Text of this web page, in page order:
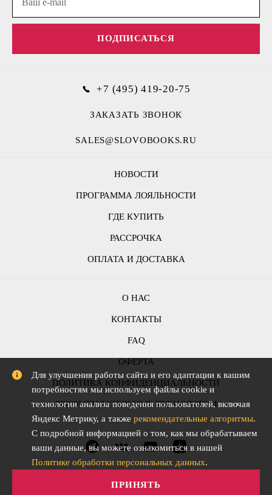
НОВОСТИ
ПРОГРАММА ЛОЯЛЬНОСТИ
ГДЕ КУПИТЬ
РАССРОЧКА
ОПЛАТА И ДОСТАВКА
ПОДПИСАТЬСЯ
О НАС
КОНТАКТЫ
FAQ
ОФЕРТА
ПОЛИТИКА КОНФИДЕНЦИАЛЬНОСТИ
РЕКОМЕНДАТЕЛЬНЫЕ ТЕХНОЛОГИИ
+7 (495) 419-20-75
ЗАКАЗАТЬ ЗВОНОК
SALES@SLOVOBOOKS.RU
Для улучшения работы сайта и его адаптации к вашим
потребностям мы используем файлы cookie и
технологии анализа поведения пользователей, включая
Яндекс Метрику, а также рекомендательные алгоритмы.
С подробной информацией о том, как мы обрабатываем
ваши данные, вы можете ознакомиться в нашей
Политике обработки персональных данных.
ПРИНЯТЬ